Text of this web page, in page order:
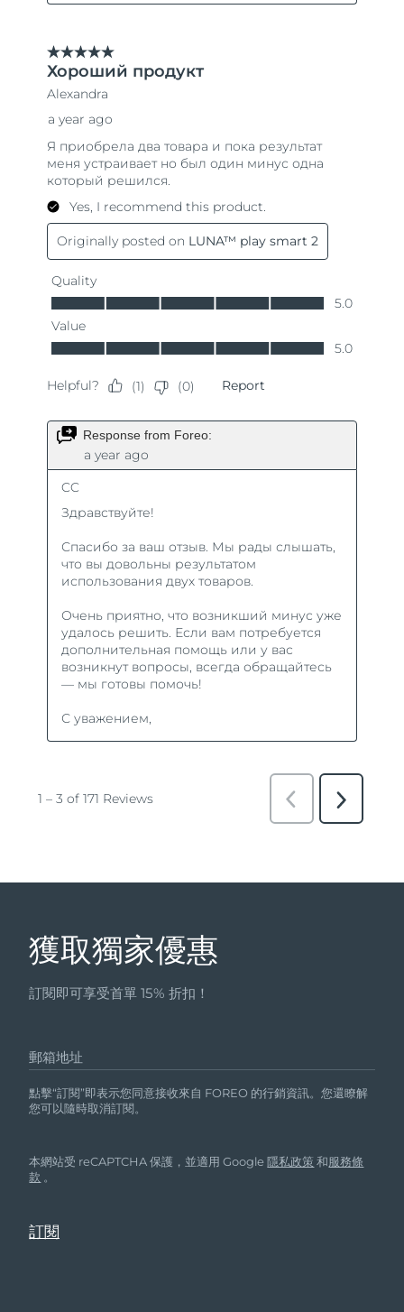
獲取獨家優惠
訂閱即可享受首單 15% 折扣！
郵箱地址
點擊“訂閱”即表示您同意接收來自 FOREO 的行銷資訊。您還瞭解
您可以隨時取消訂閱。
本網站受 reCAPTCHA 保護，並適用 Google隱私政策 和服務條
款 。